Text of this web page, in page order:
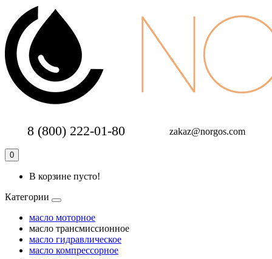
8 (800) 222-01-80 zakaz@norgos.com
0
В корзине пусто!
Категории
масло моторное
масло трансмиссионное
масло гидравлическое
масло компрессорное